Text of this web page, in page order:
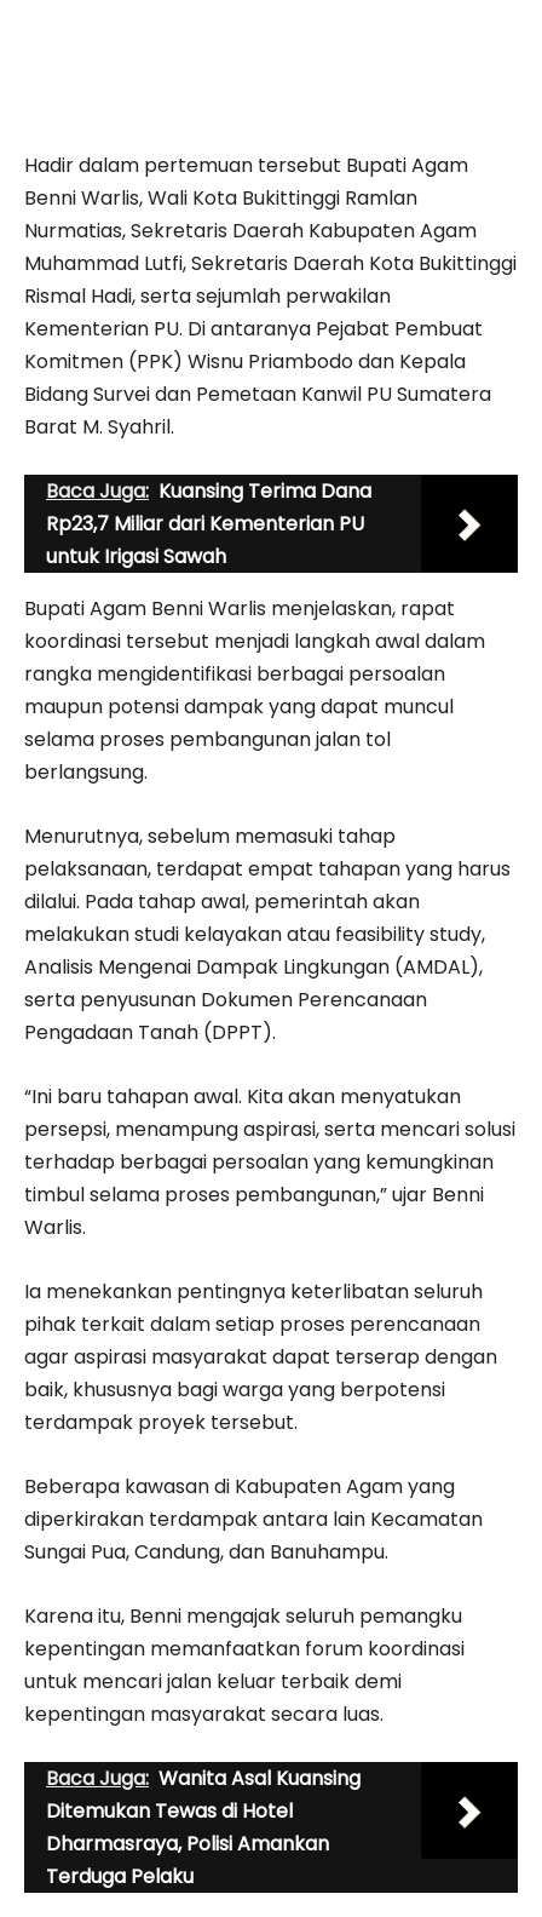
Hadir dalam pertemuan tersebut Bupati Agam
Benni Warlis, Wali Kota Bukittinggi Ramlan
Nurmatias, Sekretaris Daerah Kabupaten Agam
Muhammad Lutfi, Sekretaris Daerah Kota Bukittinggi
Rismal Hadi, serta sejumlah perwakilan
Kementerian PU. Di antaranya Pejabat Pembuat
Komitmen (PPK) Wisnu Priambodo dan Kepala
Bidang Survei dan Pemetaan Kanwil PU Sumatera
Barat M. Syahril.
Baca Juga: Kuansing Terima Dana
Rp23,7 Miliar dari Kementerian PU
untuk Irigasi Sawah
Bupati Agam Benni Warlis menjelaskan, rapat
koordinasi tersebut menjadi langkah awal dalam
rangka mengidentifikasi berbagai persoalan
maupun potensi dampak yang dapat muncul
selama proses pembangunan jalan tol
berlangsung.
Menurutnya, sebelum memasuki tahap
pelaksanaan, terdapat empat tahapan yang harus
dilalui. Pada tahap awal, pemerintah akan
melakukan studi kelayakan atau feasibility study,
Analisis Mengenai Dampak Lingkungan (AMDAL),
serta penyusunan Dokumen Perencanaan
Pengadaan Tanah (DPPT).
“Ini baru tahapan awal. Kita akan menyatukan
persepsi, menampung aspirasi, serta mencari solusi
terhadap berbagai persoalan yang kemungkinan
timbul selama proses pembangunan,” ujar Benni
Warlis.
Ia menekankan pentingnya keterlibatan seluruh
pihak terkait dalam setiap proses perencanaan
agar aspirasi masyarakat dapat terserap dengan
baik, khususnya bagi warga yang berpotensi
terdampak proyek tersebut.
Beberapa kawasan di Kabupaten Agam yang
diperkirakan terdampak antara lain Kecamatan
Sungai Pua, Candung, dan Banuhampu.
Karena itu, Benni mengajak seluruh pemangku
kepentingan memanfaatkan forum koordinasi
untuk mencari jalan keluar terbaik demi
kepentingan masyarakat secara luas.
Baca Juga: Wanita Asal Kuansing
Ditemukan Tewas di Hotel
Dharmasraya, Polisi Amankan
Terduga Pelaku